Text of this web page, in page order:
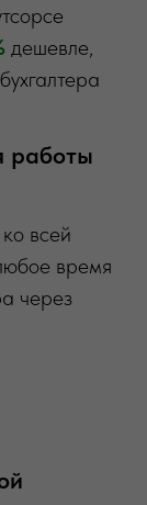
дешевле,
работы
всей
время
через